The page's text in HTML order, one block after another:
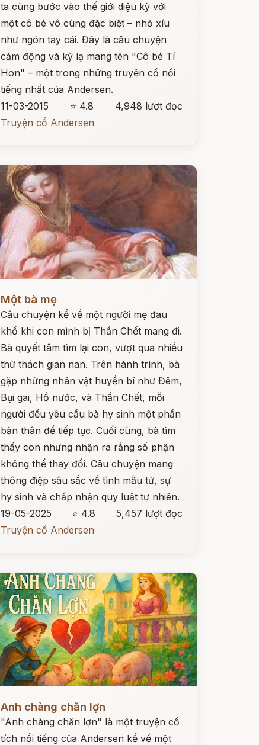
ta cùng bước vào thế giới diệu kỳ với
một cô bé vô cùng đặc biệt – nhỏ xíu
như ngón tay cái. Đây là câu chuyện
cảm động và kỳ lạ mang tên "Cô bé Tí
Hon" – một trong những truyện cổ nổi
tiếng nhất của Andersen.
11-03-2015
⭐ 4.8
4,948 lượt đọc
Truyện cổ Andersen
Một bà mẹ
Câu chuyện kể về một người mẹ đau
khổ khi con mình bị Thần Chết mang đi.
Bà quyết tâm tìm lại con, vượt qua nhiều
thử thách gian nan. Trên hành trình, bà
gặp những nhân vật huyền bí như Đêm,
Bụi gai, Hồ nước, và Thần Chết, mỗi
người đều yêu cầu bà hy sinh một phần
bản thân để tiếp tục. Cuối cùng, bà tìm
thấy con nhưng nhận ra rằng số phận
không thể thay đổi. Câu chuyện mang
thông điệp sâu sắc về tình mẫu tử, sự
hy sinh và chấp nhận quy luật tự nhiên.
19-05-2025
⭐ 4.8
5,457 lượt đọc
Truyện cổ Andersen
Anh chàng chăn lợn
"Anh chàng chăn lợn" là một truyện cổ
tích nổi tiếng của Andersen kể về một